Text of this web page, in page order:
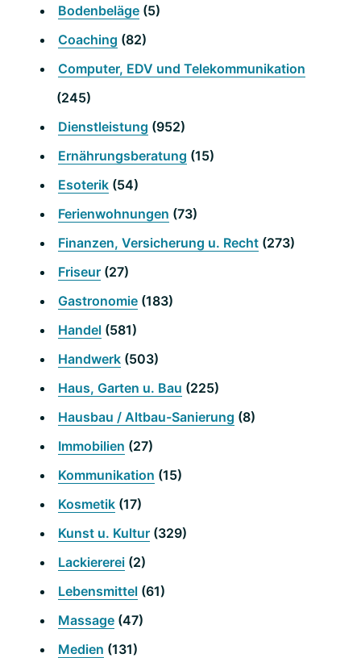
Bodenbeläge (5)
Coaching (82)
Computer, EDV und Telekommunikation
(245)
Dienstleistung (952)
Ernährungsberatung (15)
Esoterik (54)
Ferienwohnungen (73)
Finanzen, Versicherung u. Recht (273)
Friseur (27)
Gastronomie (183)
Handel (581)
Handwerk (503)
Haus, Garten u. Bau (225)
Hausbau / Altbau-Sanierung (8)
Immobilien (27)
Kommunikation (15)
Kosmetik (17)
Kunst u. Kultur (329)
Lackiererei (2)
Lebensmittel (61)
Massage (47)
Medien (131)